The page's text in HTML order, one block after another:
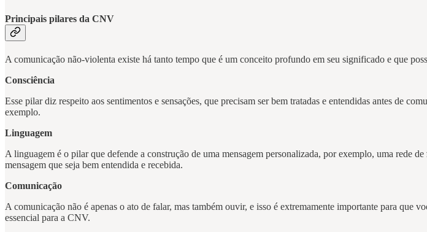
Principais pilares da CNV
A comunicação não-violenta existe há tanto tempo que é um conceito profundo em seu significado e que
Consciência
Esse pilar diz respeito aos sentimentos e sensações, que precisam ser bem tratadas e entendidas antes de
exemplo.
Linguagem
A linguagem é o pilar que defende a construção de uma mensagem personalizada, por exemplo, uma rede de
mensagem que seja bem entendida e recebida.
Comunicação
A comunicação não é apenas o ato de falar, mas também ouvir, e isso é extremamente importante para que
essencial para a CNV.